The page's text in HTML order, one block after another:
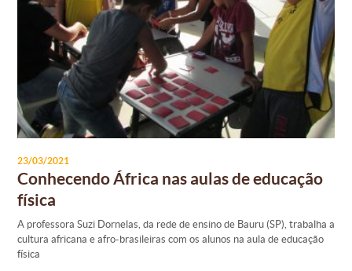
23/03/2021
Conhecendo África nas aulas de educação
física
A professora Suzi Dornelas, da rede de ensino de Bauru (SP), trabalha a
cultura africana e afro-brasileiras com os alunos na aula de educação
física